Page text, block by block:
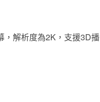
，解析度為2K，支援3D播